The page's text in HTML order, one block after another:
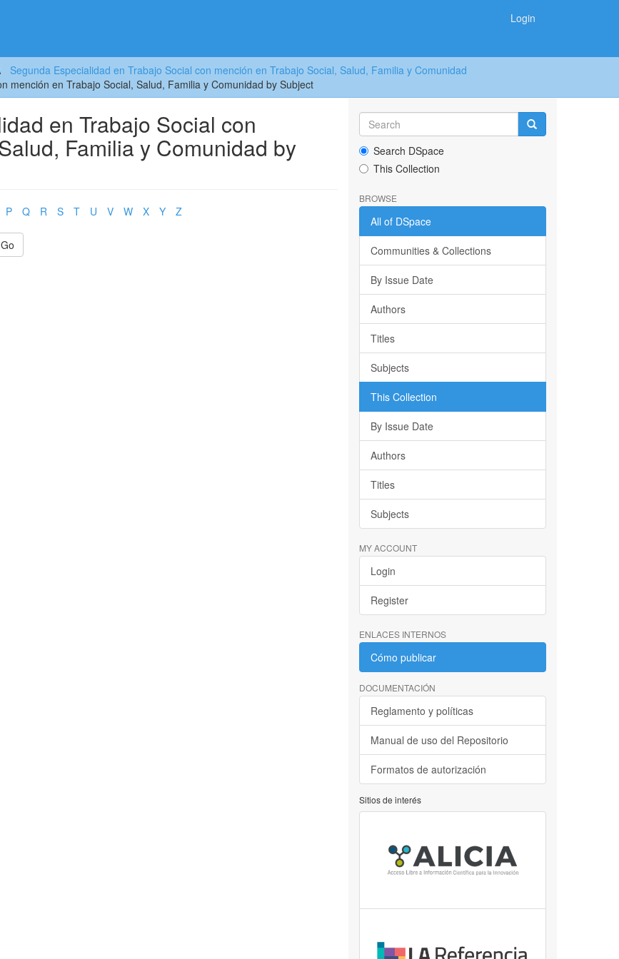
Login
Segunda Especialidad en Trabajo Social con mención en Trabajo Social, Salud, Familia y Comunidad
mención en Trabajo Social, Salud, Familia y Comunidad by Subject
en Trabajo Social con
Familia y Comunidad by
P Q R S T U V W X Y Z
Go
Search DSpace
This Collection
BROWSE
All of DSpace
Communities & Collections
By Issue Date
Authors
Titles
Subjects
This Collection
By Issue Date
Authors
Titles
Subjects
MY ACCOUNT
Login
Register
ENLACES INTERNOS
Cómo publicar
DOCUMENTACIÓN
Reglamento y políticas
Manual de uso del Repositorio
Formatos de autorización
Sitios de interés